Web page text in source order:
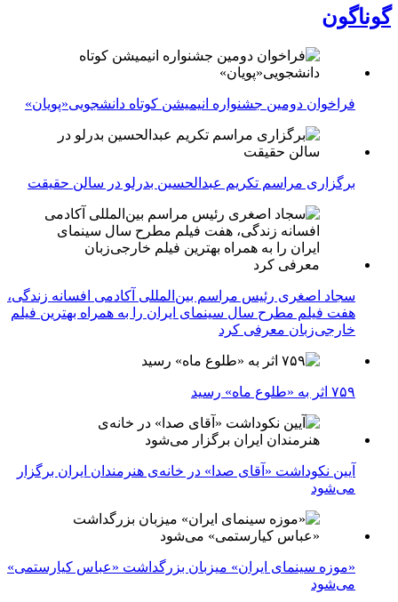
گوناگون
فراخوان دومین جشنواره انیمیشن کوتاه دانشجویی«پویان»
برگزاری مراسم تکریم عبدالحسین بدرلو در سالن حقیقت
سجاد اصغری رئیس مراسم بین‌المللی آکادمی افسانه زندگی،
هفت فیلم مطرح سال سینمای ایران را به همراه بهترین فیلم
خارجی‌زبان معرفی کرد
۷۵۹ اثر به «طلوع ماه» رسید
آیین نکوداشت «آقای صدا» در خانه‌ی هنرمندان ایران برگزار
می‌شود
«موزه سینمای ایران» میزبان بزرگداشت «عباس کیارستمی»
می‌شود